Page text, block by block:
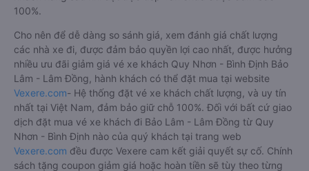
100%.
Cho nên để dễ dàng so sánh giá, xem đánh giá chất lượng
các nhà xe đi, được đảm bảo quyền lợi cao nhất, được hưởng
nhiều ưu đãi giảm giá vé xe khách Quy Nhơn - Bình Định Bảo
Lâm - Lâm Đồng, hành khách có thể đặt mua tại website
Vexere.com- Hệ thống đặt vé xe khách chất lượng, và uy tín
nhất tại Việt Nam, đảm bảo giữ chỗ 100%. Đối với bất cứ giao
dịch đặt mua vé xe khách đi Bảo Lâm - Lâm Đồng từ Quy
Nhơn - Bình Định nào của quý khách tại trang web
Vexere.com đều được Vexere cam kết giải quyết sự cố. Chính
sách tặng coupon giảm giá hoặc hoàn tiền sẽ tùy theo từng